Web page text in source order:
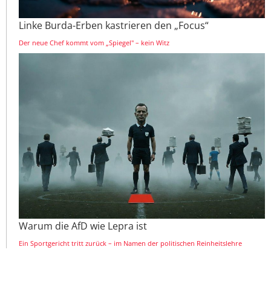
Linke Burda-Erben kastrieren den „Focus“
Der neue Chef kommt vom „Spiegel" – kein Witz
Warum die AfD wie Lepra ist
Ein Sportgericht tritt zurück – im Namen der politischen Reinheitslehre